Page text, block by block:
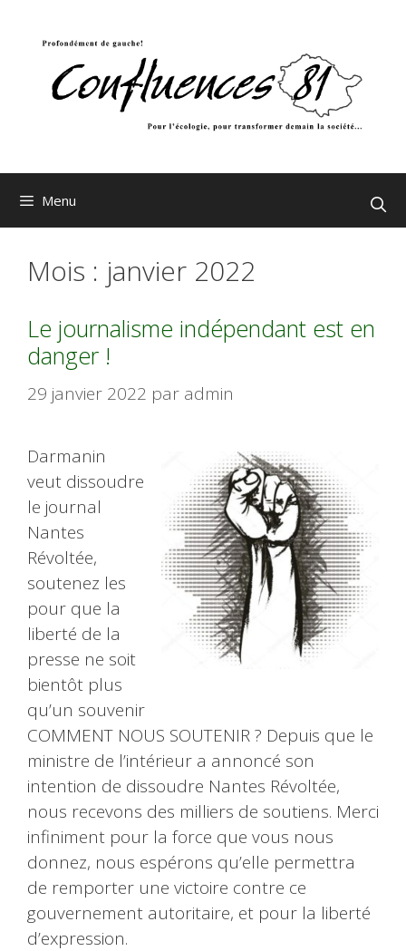
Menu
Mois : janvier 2022
Le journalisme indépendant est en
danger !
29 janvier 2022 par admin
Darmanin
veut dissoudre
le journal
Nantes
Révoltée,
soutenez les
pour que la
liberté de la
presse ne soit
bientôt plus
qu’un souvenir
COMMENT NOUS SOUTENIR ? Depuis que le
ministre de l’intérieur a annoncé son
intention de dissoudre Nantes Révoltée,
nous recevons des milliers de soutiens. Merci
infiniment pour la force que vous nous
donnez, nous espérons qu’elle permettra
de remporter une victoire contre ce
gouvernement autoritaire, et pour la liberté
d’expression.